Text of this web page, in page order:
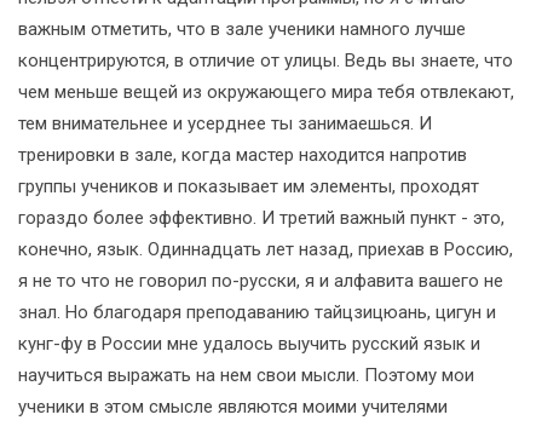
важным отметить, что в зале ученики намного лучше
концентрируются, в отличие от улицы. Ведь вы знаете, что
чем меньше вещей из окружающего мира тебя отвлекают,
тем внимательнее и усерднее ты занимаешься. И
тренировки в зале, когда мастер находится напротив
группы учеников и показывает им элементы, проходят
гораздо более эффективно. И третий важный пункт - это,
конечно, язык. Одиннадцать лет назад, приехав в Россию,
я не то что не говорил по-русски, я и алфавита вашего не
знал. Но благодаря преподаванию тайцзицюань, цигун и
кунг-фу в России мне удалось выучить русский язык и
научиться выражать на нем свои мысли. Поэтому мои
ученики в этом смысле являются моими учителями